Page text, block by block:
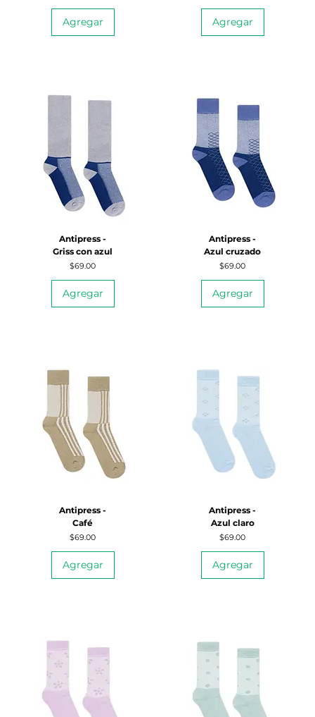
Agregar Agregar
Antipress -
Griss con azul
Precio
$69.00
Agregar
Antipress -
Azul cruzado
Precio
$69.00
Agregar
Antipress -
Café
Precio
$69.00
Agregar
Antipress -
Azul claro
Precio
$69.00
Agregar